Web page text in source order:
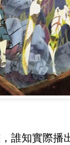
誰知實際播